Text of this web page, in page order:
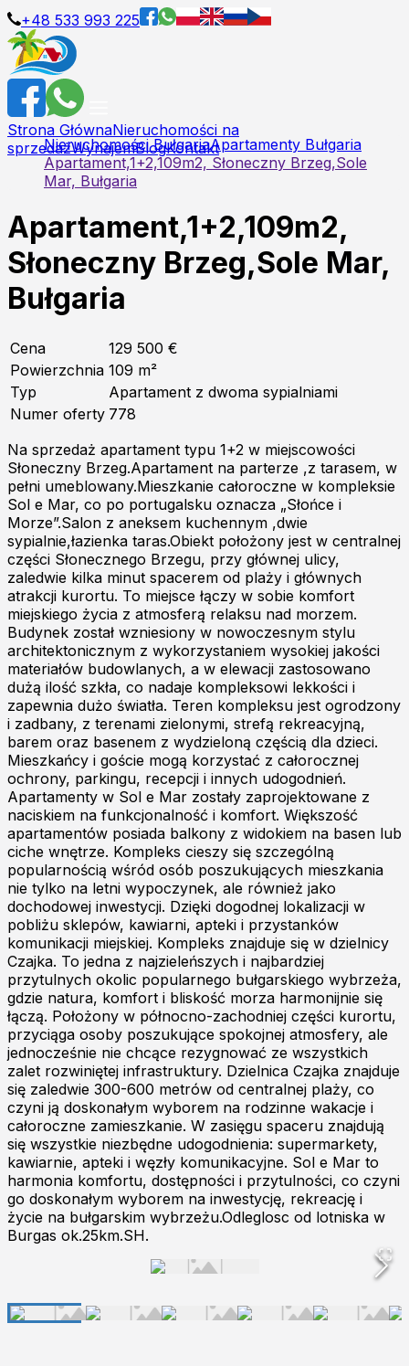
+48 533 993 225
Strona GłównaNieruchomości na
sprzedażWynajemBlogKontakt
Nieruchomości BułgariaApartamenty Bułgaria
Apartament,1+2,109m2, Słoneczny Brzeg,Sole
Mar, Bułgaria
Apartament,1+2,109m2,
Słoneczny Brzeg,Sole Mar,
Bułgaria
Cena
129 500 €
Powierzchnia 109 m²
Typ
Apartament z dwoma sypialniami
Numer oferty 778
Na sprzedaż apartament typu 1+2 w miejscowości
Słoneczny Brzeg.Apartament na parterze ,z tarasem, w
pełni umeblowany.Mieszkanie całoroczne w kompleksie
Sol e Mar, co po portugalsku oznacza „Słońce i
Morze”.Salon z aneksem kuchennym ,dwie
sypialnie,łazienka taras.Obiekt położony jest w centralnej
części Słonecznego Brzegu, przy głównej ulicy,
zaledwie kilka minut spacerem od plaży i głównych
atrakcji kurortu. To miejsce łączy w sobie komfort
miejskiego życia z atmosferą relaksu nad morzem.
Budynek został wzniesiony w nowoczesnym stylu
architektonicznym z wykorzystaniem wysokiej jakości
materiałów budowlanych, a w elewacji zastosowano
dużą ilość szkła, co nadaje kompleksowi lekkości i
zapewnia dużo światła. Teren kompleksu jest ogrodzony
i zadbany, z terenami zielonymi, strefą rekreacyjną,
barem oraz basenem z wydzieloną częścią dla dzieci.
Mieszkańcy i goście mogą korzystać z całorocznej
ochrony, parkingu, recepcji i innych udogodnień.
Apartamenty w Sol e Mar zostały zaprojektowane z
naciskiem na funkcjonalność i komfort. Większość
apartamentów posiada balkony z widokiem na basen lub
ciche wnętrze. Kompleks cieszy się szczególną
popularnością wśród osób poszukujących mieszkania
nie tylko na letni wypoczynek, ale również jako
dochodowej inwestycji. Dzięki dogodnej lokalizacji w
pobliżu sklepów, kawiarni, apteki i przystanków
komunikacji miejskiej. Kompleks znajduje się w dzielnicy
Czajka. To jedna z najzieleńszych i najbardziej
przytulnych okolic popularnego bułgarskiego wybrzeża,
gdzie natura, komfort i bliskość morza harmonijnie się
łączą. Położony w północno-zachodniej części kurortu,
przyciąga osoby poszukujące spokojnej atmosfery, ale
jednocześnie nie chcące rezygnować ze wszystkich
zalet rozwiniętej infrastruktury. Dzielnica Czajka znajduje
się zaledwie 300-600 metrów od centralnej plaży, co
czyni ją doskonałym wyborem na rodzinne wakacje i
całoroczne zamieszkanie. W zasięgu spaceru znajdują
się wszystkie niezbędne udogodnienia: supermarkety,
kawiarnie, apteki i węzły komunikacyjne. Sol e Mar to
harmonia komfortu, dostępności i przytulności, co czyni
go doskonałym wyborem na inwestycję, rekreację i
życie na bułgarskim wybrzeżu.Odleglosc od lotniska w
Burgas ok.25km.SH.